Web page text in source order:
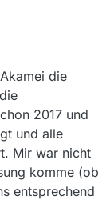
die
2017 und
und alle
Mir war nicht
komme (ob
entsprechend